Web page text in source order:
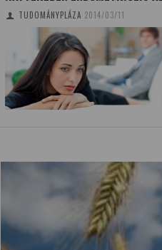
TUDOMÁNYPLÁZA 2014/03/11